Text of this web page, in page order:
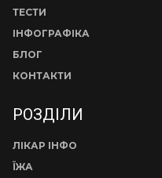
ТЕСТИ
ІНФОГРАФІКА
БЛОГ
КОНТАКТИ
РОЗДІЛИ
ЛІКАР ІНФО
ЇЖА